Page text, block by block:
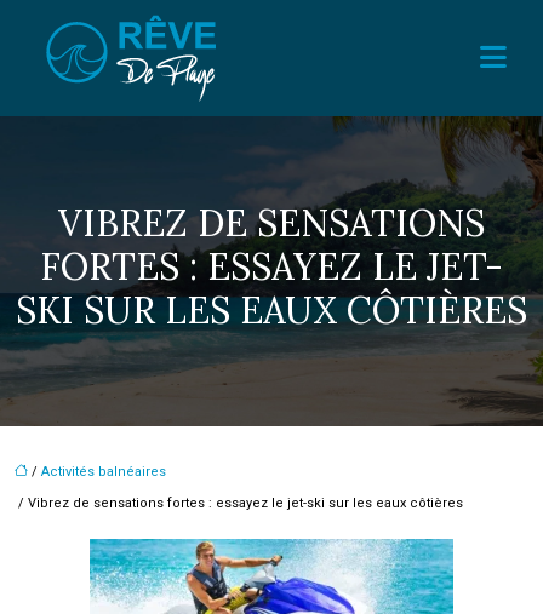
VIBREZ DE SENSATIONS
FORTES : ESSAYEZ LE JET-
SKI SUR LES EAUX CÔTIÈRES
/ Activités balnéaires
/ Vibrez de sensations fortes : essayez le jet-ski sur les eaux côtières